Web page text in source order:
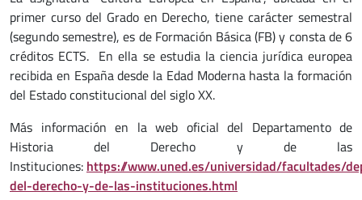
primer curso del Grado en Derecho, tiene carácter semestral
(segundo semestre), es de Formación Básica (FB) y consta de 6
créditos ECTS. En ella se estudia la ciencia jurídica europea
recibida en España desde la Edad Moderna hasta la formación
del Estado constitucional del siglo XX.
Más información en la web oficial del Departamento de
Historia del Derecho y de las
Instituciones: https://www.uned.es/universidad/facultades/
del-derecho-y-de-las-instituciones.html